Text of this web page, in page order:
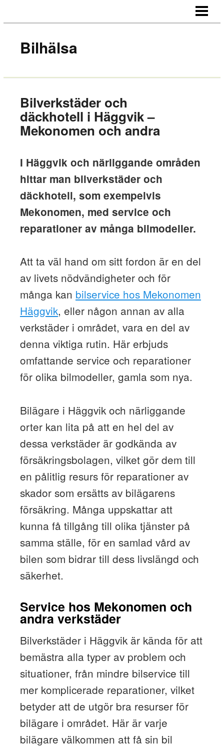
KONTAKT
Bilhälsa
Bilverkstäder och
däckhotell i Häggvik –
Mekonomen och andra
I Häggvik och närliggande områden
hittar man bilverkstäder och
däckhotell, som exempelvis
Mekonomen, med service och
reparationer av många bilmodeller.
Att ta väl hand om sitt fordon är en del
av livets nödvändigheter och för
många kan bilservice hos Mekonomen
Häggvik, eller någon annan av alla
verkstäder i området, vara en del av
denna viktiga rutin. Här erbjuds
omfattande service och reparationer
för olika bilmodeller, gamla som nya.
Bilägare i Häggvik och närliggande
orter kan lita på att en hel del av
dessa verkstäder är godkända av
försäkringsbolagen, vilket gör dem till
en pålitlig resurs för reparationer av
skador som ersätts av bilägarens
försäkring. Många uppskattar att
kunna få tillgång till olika tjänster på
samma ställe, för en samlad vård av
bilen som bidrar till dess livslängd och
säkerhet.
Service hos Mekonomen och
andra verkstäder
Bilverkstäder i Häggvik är kända för att
bemästra alla typer av problem och
situationer, från mindre bilservice till
mer komplicerade reparationer, vilket
betyder att de utgör bra resurser för
bilägare i området. Här är varje
bilägare välkommen att få sin bil